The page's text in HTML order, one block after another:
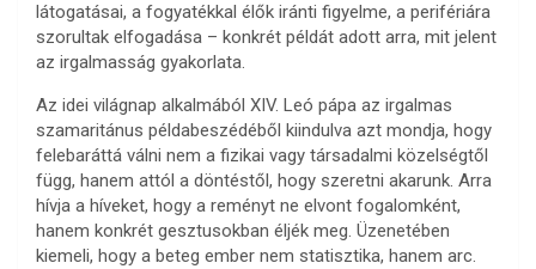
látogatásai, a fogyatékkal élők iránti figyelme, a perifériára
szorultak elfogadása – konkrét példát adott arra, mit jelent
az irgalmasság gyakorlata.
Az idei világnap alkalmából XIV. Leó pápa az irgalmas
szamaritánus példabeszédéből kiindulva azt mondja, hogy
felebaráttá válni nem a fizikai vagy társadalmi közelségtől
függ, hanem attól a döntéstől, hogy szeretni akarunk. Arra
hívja a híveket, hogy a reményt ne elvont fogalomként,
hanem konkrét gesztusokban éljék meg. Üzenetében
kiemeli, hogy a beteg ember nem statisztika, hanem arc.